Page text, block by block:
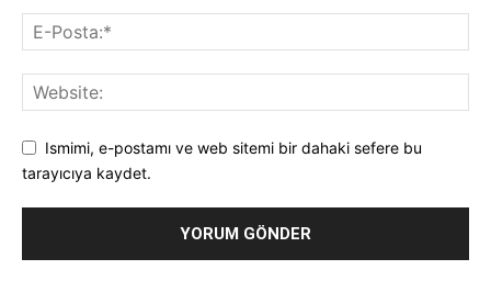
Ismimi, e-postamı ve web sitemi bir dahaki sefere bu
tarayıcıya kaydet.